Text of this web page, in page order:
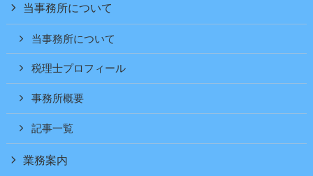
当事務所について
当事務所について
税理士プロフィール
事務所概要
記事一覧
業務案内